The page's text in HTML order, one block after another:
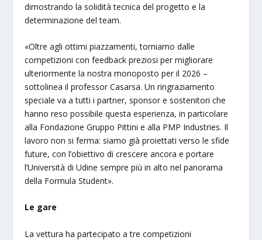
dimostrando la solidità tecnica del progetto e la
determinazione del team.
«Oltre agli ottimi piazzamenti, torniamo dalle
competizioni con feedback preziosi per migliorare
ulteriormente la nostra monoposto per il 2026 –
sottolinea il professor Casarsa. Un ringraziamento
speciale va a tutti i partner, sponsor e sostenitori che
hanno reso possibile questa esperienza, in particolare
alla Fondazione Gruppo Pittini e alla PMP Industries. Il
lavoro non si ferma: siamo già proiettati verso le sfide
future, con l’obiettivo di crescere ancora e portare
l’Università di Udine sempre più in alto nel panorama
della Formula Student».
Le gare
La vettura ha partecipato a tre competizioni